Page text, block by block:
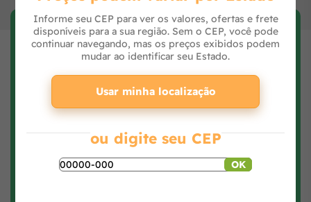
Avaliar Produto
Preencha seus dados, avalie e clique no botão
Avaliar Produto.
Informe seu CEP para ver os valores, ofertas e frete
disponíveis para a sua região. Sem o CEP, você pode
continuar navegando, mas os preços exibidos podem
mudar ao identificar seu Estado.
Usar minha localização
ou digite seu CEP
OK